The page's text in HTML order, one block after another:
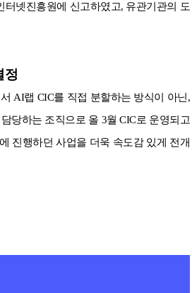
터넷진흥원에 신고하였고, 유관기관의 도
정
AI랩 CIC를 직접 분할하는 방식이 아닌,
당하는 조직으로 올 3월 CIC로 운영되고
진행하던 사업을 더욱 속도감 있게 전개